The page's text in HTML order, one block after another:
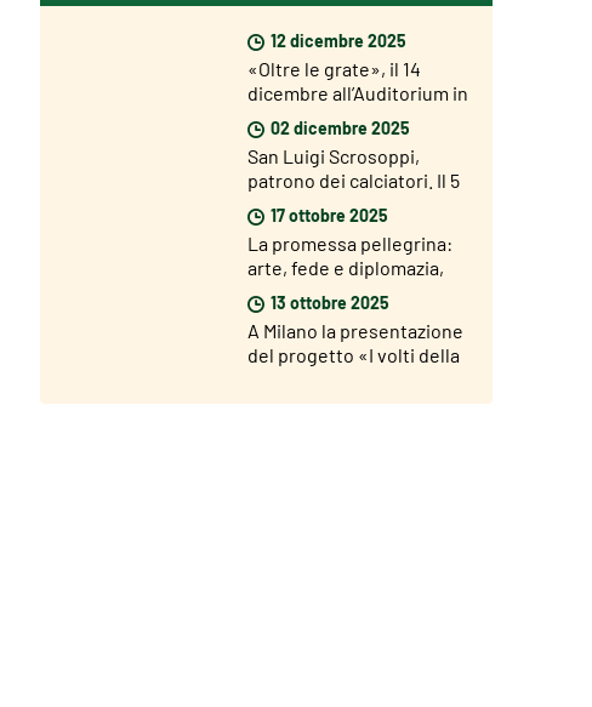
12 dicembre 2025
«Oltre le grate», il 14
dicembre all’Auditorium in
scena il musical che
racconta le storie dei
detenuti
02 dicembre 2025
San Luigi Scrosoppi,
patrono dei calciatori. Il 5
dicembre l’inaugurazione
della statua
17 ottobre 2025
La promessa pellegrina:
arte, fede e diplomazia,
dal 18 ottobre al 12
novembre 2025 alla
Pontificia Università
Gregoriana
13 ottobre 2025
A Milano la presentazione
del progetto «I volti della
Giubileo